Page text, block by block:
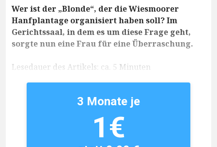
Wer ist der „Blonde“, der die Wiesmoorer
Hanfplantage organisiert haben soll? Im
Gerichtssaal, in dem es um diese Frage geht,
sorgte nun eine Frau für eine Überraschung.
Lesedauer des Artikels: ca. 5 Minuten
3 Monate je
1€